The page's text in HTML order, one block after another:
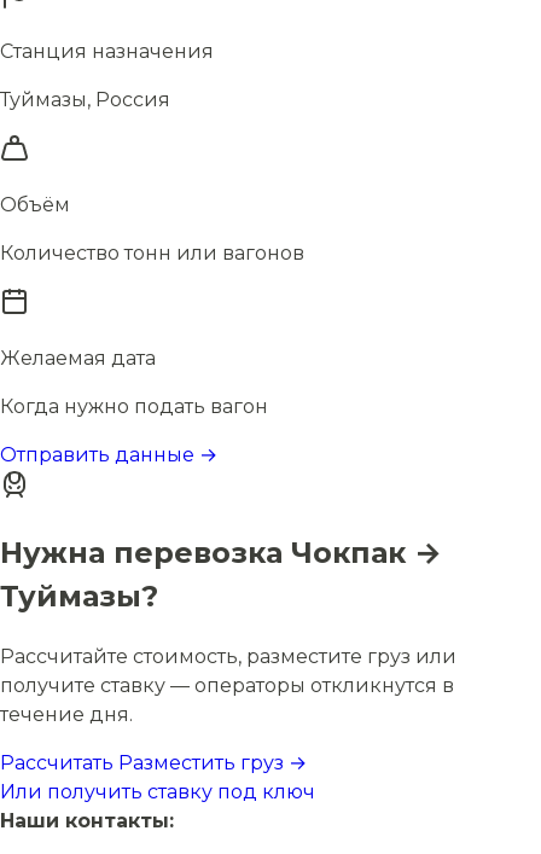
Станция назначения
Туймазы, Россия
Объём
Количество тонн или вагонов
Желаемая дата
Когда нужно подать вагон
Отправить данные →
Нужна перевозка Чокпак →
Туймазы?
Рассчитайте стоимость, разместите груз или
получите ставку — операторы откликнутся в
течение дня.
Рассчитать Разместить груз →
Или получить ставку под ключ
Наши контакты: